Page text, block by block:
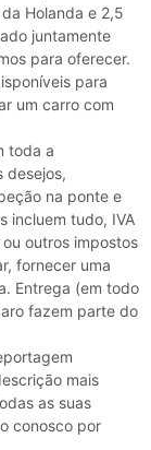
Holanda e 2,5
juntamente
para oferecer.
para
um carro com
toda a
desejos,
na ponte e
incluem tudo, IVA
outros impostos
fornecer uma
Entrega (em todo
fazem parte do
mais
as suas
conosco por